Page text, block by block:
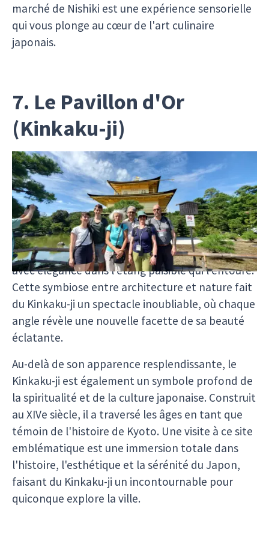
marché de Nishiki est une expérience sensorielle
qui vous plonge au cœur de l'art culinaire
japonais.
7. Le Pavillon d'Or
(Kinkaku-ji)
LeKinkaku-ji, ou Pavillon d'Or, est sans doute
l'un des temples les plus emblématiques et
majestueux de Kyoto. Ce temple zen, dont les
étages supérieurs sont entièrement recouverts
de feuilles d'or, scintille sous la lumière du soleil,
créant un effet saisissant alors qu'il se reflète
avec élégance dans l'étang paisible qui l'entoure.
Cette symbiose entre architecture et nature fait
du Kinkaku-ji un spectacle inoubliable, où chaque
angle révèle une nouvelle facette de sa beauté
éclatante.
Au-delà de son apparence resplendissante, le
Kinkaku-ji est également un symbole profond de
la spiritualité et de la culture japonaise. Construit
au XIVe siècle, il a traversé les âges en tant que
témoin de l'histoire de Kyoto. Une visite à ce site
emblématique est une immersion totale dans
l'histoire, l'esthétique et la sérénité du Japon,
faisant du Kinkaku-ji un incontournable pour
quiconque explore la ville.